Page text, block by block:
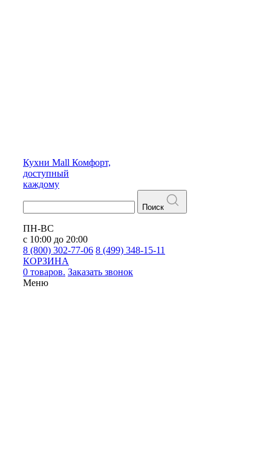
Кухни Mall Комфорт,
доступный
каждому
Поиск
ПН-ВС
с 10:00 до 20:00
8 (800) 302-77-06 8 (499) 348-15-11
КОРЗИНА
0 товаров. Заказать звонок
Меню